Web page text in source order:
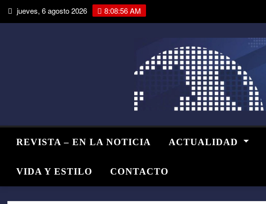
Saltarjueves, 6 agosto 2026 8:08:58 AM
REVISTA – EN LA NOTICIA ACTUALIDAD
VIDA Y ESTILO CONTACTO